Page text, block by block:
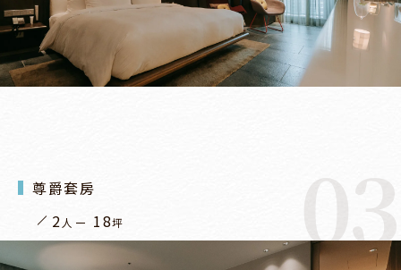
03
尊爵套房
2 人 18坪